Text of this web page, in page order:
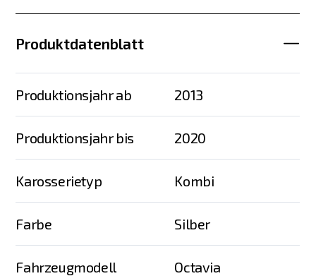
Produktdatenblatt
Produktionsjahr ab 2013
Produktionsjahr bis 2020
Karosserietyp Kombi
Farbe Silber
Fahrzeugmodell Octavia